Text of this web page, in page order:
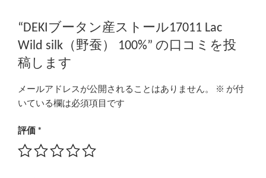
“DEKIブータン産ストール17011 Lac
Wild silk（野蚕） 100%” の口コミを投
稿します
メールアドレスが公開されることはありません。 ※ が付
いている欄は必須項目です
評価 *